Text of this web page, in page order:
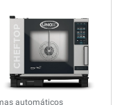
automáticos